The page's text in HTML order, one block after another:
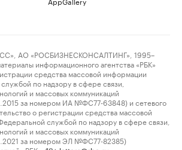
АО «РОСБИЗНЕСКОНСАЛТИНГ», 1995–
информационного агентства «РБК»
средства массовой информации
по надзору в сфере связи,
и массовых коммуникаций
за номером ИА №ФС77-63848) и сетевого
о регистрации средства массовой
службой по надзору в сфере связи,
и массовых коммуникаций
за номером ЭЛ №ФС77-82385)